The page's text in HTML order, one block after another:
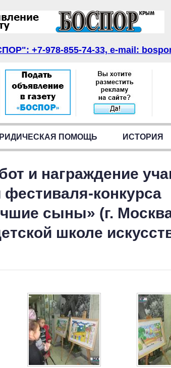
+7-978-855-74-33, e-mail:
ПОМОЩЬ ИСТОРИЯ
и награждение
фестиваля-конкурса
сыны» (г.
школе